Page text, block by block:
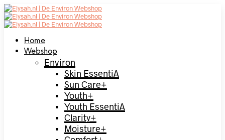
Home
Webshop
Environ
Skin EssentiA
Sun Care+
Youth+
Youth EssentiA
Clarity+
Moisture+